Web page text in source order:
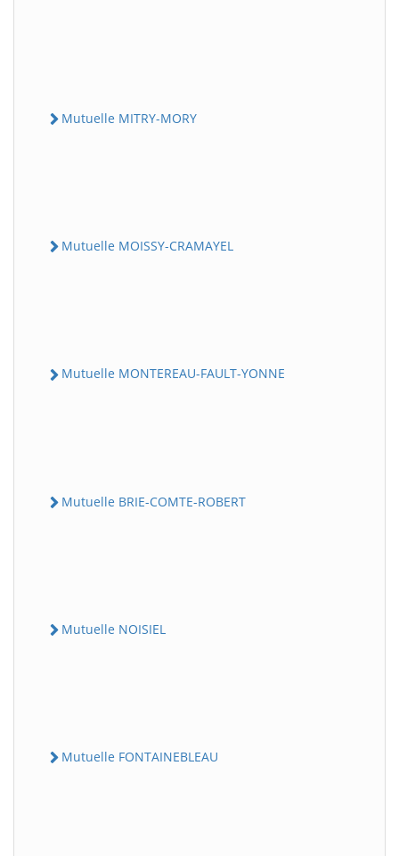
Mutuelle MITRY-MORY
Mutuelle MOISSY-CRAMAYEL
Mutuelle MONTEREAU-FAULT-YONNE
Mutuelle BRIE-COMTE-ROBERT
Mutuelle NOISIEL
Mutuelle FONTAINEBLEAU